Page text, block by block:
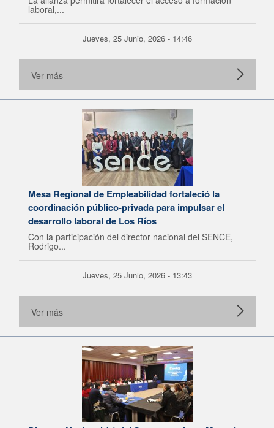
laboral,...
Jueves, 25 Junio, 2026 - 14:46
Ver más
Mesa Regional de Empleabilidad fortaleció la
coordinación público-privada para impulsar el
desarrollo laboral de Los Ríos
Con la participación del director nacional del SENCE,
Rodrigo...
Jueves, 25 Junio, 2026 - 13:43
Ver más